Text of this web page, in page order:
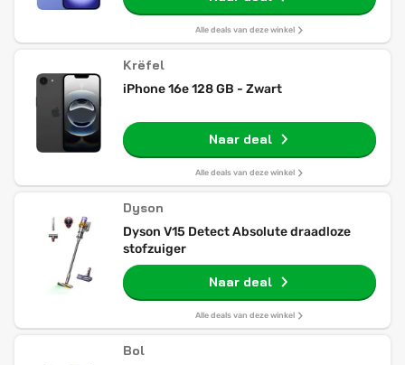
Alle deals van deze winkel
Krëfel
iPhone 16e 128 GB - Zwart
Naar deal
Alle deals van deze winkel
Dyson
Dyson V15 Detect Absolute draadloze
stofzuiger
Naar deal
Alle deals van deze winkel
Bol